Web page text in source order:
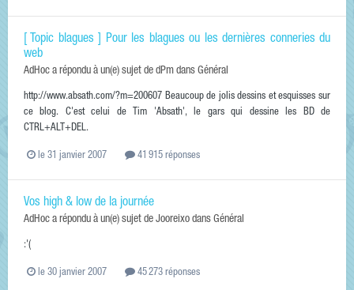
[ Topic blagues ] Pour les blagues ou les dernières conneries du
web
AdHoc a répondu à un(e) sujet de dPm dans Général
http://www.absath.com/?m=200607 Beaucoup de jolis dessins et esquisses sur
ce blog. C'est celui de Tim 'Absath', le gars qui dessine les BD de
CTRL+ALT+DEL.
le 31 janvier 2007 41 915 réponses
Vos high & low de la journée
AdHoc a répondu à un(e) sujet de Jooreixo dans Général
:'(
le 30 janvier 2007 45 273 réponses